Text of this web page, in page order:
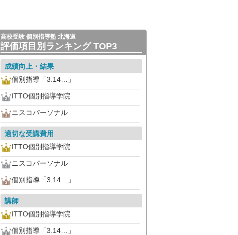
高校受験 個別指導塾 北海道
評価項目別ランキング TOP3
成績向上・結果
個別指導「3.14…」
ITTO個別指導学院
ニスコパーソナル
適切な受講費用
ITTO個別指導学院
ニスコパーソナル
個別指導「3.14…」
講師
ITTO個別指導学院
個別指導「3.14…」